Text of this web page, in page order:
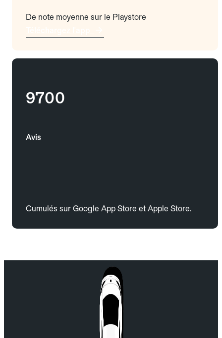
De note moyenne sur le Playstore
9700
Avis
Cumulés sur Google App Store et Apple Store.